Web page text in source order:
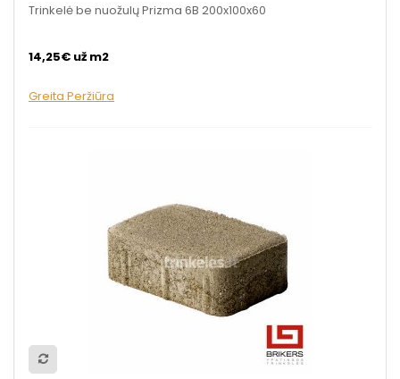
Trinkelė be nuožulų Prizma 6B 200x100x60
14,25€ už m2
Greita Peržiūra